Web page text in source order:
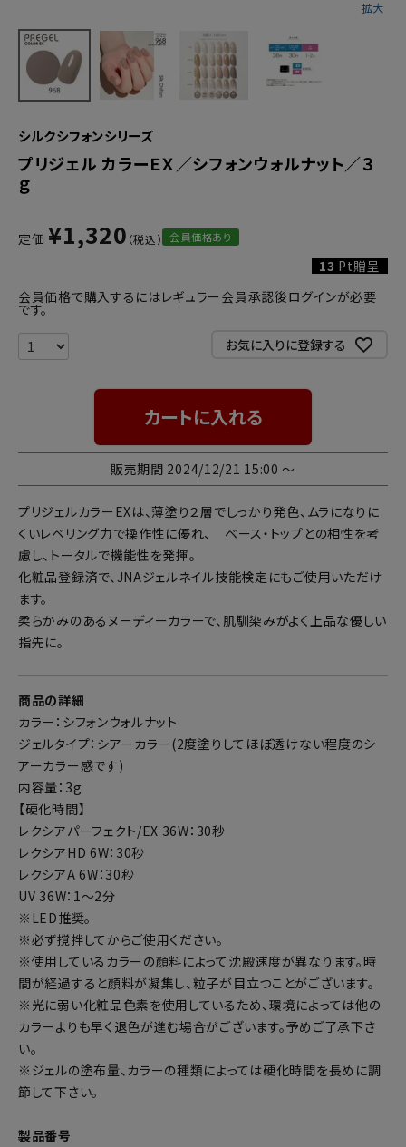
シルクシフォンシリーズ
プリジェル カラーＥＸ／シフォンウォルナット／３
ｇ
定価 ¥1,320 会員価格あり
13 Pt贈呈
会員価格で購入するにはレギュラー会員承認後ログインが必要
です。
お気に入りに登録する
カートに入れる
販売期間 2024/12/21 15:00 〜
プリジェルカラーEXは、薄塗り２層でしっかり発色、ムラになりに
くいレベリング力で操作性に優れ、 ベース・トップとの相性を考
慮し、トータルで機能性を発揮。
化粧品登録済で、JNAジェルネイル技能検定にもご使用いただけ
ます。
柔らかみのあるヌーディーカラーで、肌馴染みがよく上品な優しい
指先に。
商品の詳細
カラー：シフォンウォルナット
ジェルタイプ：シアーカラー(2度塗りしてほぼ透けない程度のシ
アーカラー感です)
内容量：3g
【硬化時間】
レクシアパーフェクト/EX 36W：30秒
レクシアHD 6W：30秒
レクシアA 6W：30秒
UV 36W：1～2分
※LED推奨。
※必ず撹拌してからご使用ください。
※使用しているカラーの顔料によって沈殿速度が異なります。時
間が経過すると顔料が凝集し、粒子が目立つことがございます。
※光に弱い化粧品色素を使用しているため、環境によっては他の
カラーよりも早く退色が進む場合がございます。予めご了承下さ
い。
※ジェルの塗布量、カラーの種類によっては硬化時間を長めに調
節して下さい。
製品番号